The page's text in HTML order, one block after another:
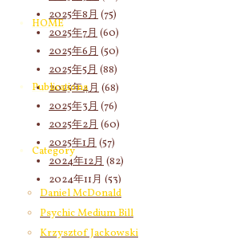
HOME
Publications
Category
Daniel McDonald
Psychic Medium Bill
Krzysztof Jackowski
2025年8月 (75)
2025年7月 (60)
2025年6月 (50)
2025年5月 (88)
2025年4月 (68)
2025年3月 (76)
2025年2月 (60)
2025年1月 (57)
2024年12月 (82)
2024年11月 (53)
2024年10月(65)
2024年9月(58)
2024年8月(65)